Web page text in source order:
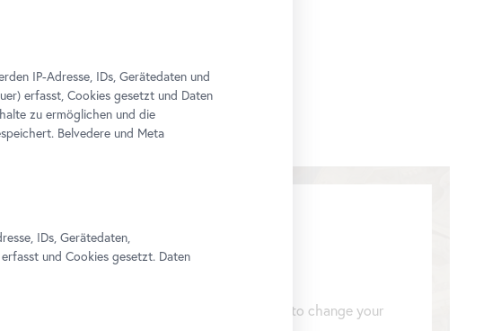
to change your
IP-Adresse, IDs, Gerätedaten und
erfasst, Cookies gesetzt und Daten
zu ermöglichen und die
Belvedere und Meta
IDs, Gerätedaten,
und Cookies gesetzt. Daten